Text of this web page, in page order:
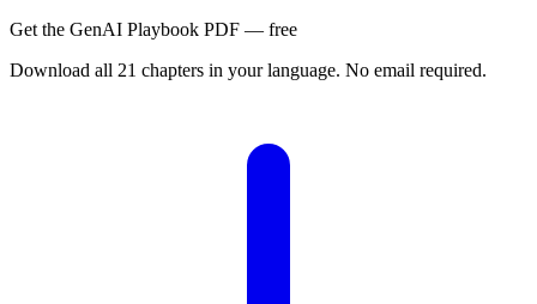
Get the GenAI Playbook PDF — free
Download all 21 chapters in your language. No email required.